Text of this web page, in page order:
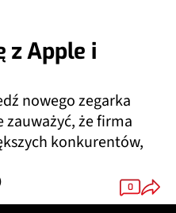
z Apple i
nowego zegarka
zauważyć, że firma
konkurentów,
0